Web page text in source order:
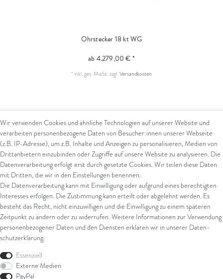
Ohrstecker 18 kt WG
ab 4.279,00 € *
* inkl. ges. MwSt.zzgl.Versandkosten
Kontakt
Kontaktformular
Arena in Arte GmbH
Marktgasse 2,
8600 Dübendorf
Tel: +41 44 821 60 40
E-Mail:info@goldschmiede-
arena.com
Rechtliches
AGB
Impressum
Datenschutz
Widerrufsrecht
Zahlung und Versand
Widerrufsformular
Wir verwenden Cookies und ähnliche Technologien auf unserer Website und
verarbeiten personenbezogene Daten von Besucher:innen unserer Webseite
(z.B. IP-Adresse), um z.B. Inhalte und Anzeigen zu personalisieren, Medien von
Drittanbietern einzubinden oder Zugriffe auf unsere Website zu analysieren. Die
Datenverarbeitung erfolgt erst durch gesetzte Cookies. Wir teilen diese Daten
mit Dritten, die wir in den Einstellungen benennen.
Die Datenverarbeitung kann mit Einwilligung oder aufgrund eines berechtigten
Interesses erfolgen. Die Zustimmung kann erteilt oder abgelehnt werden. Es
besteht das Recht, nicht einzuwilligen und die Einwilligung zu einem späteren
Zeitpunkt zu ändern oder zu widerrufen. Weitere Informationen zur Verwendung
personenbezogener Daten und den Diensten erklären wir in unserer Daten­
schutz­erklärung.
Essenziell
Externe Medien
PayPal